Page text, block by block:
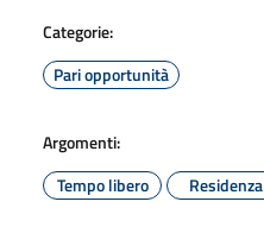
Categorie:
Pari opportunità
Argomenti:
Tempo libero
Residenza